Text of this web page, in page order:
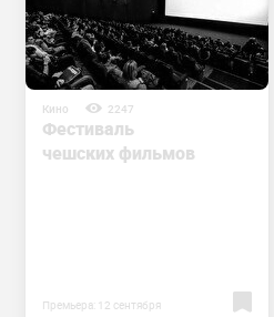
Кино 2247
Фестиваль
чешских фильмов
Премьера: 12 сентября